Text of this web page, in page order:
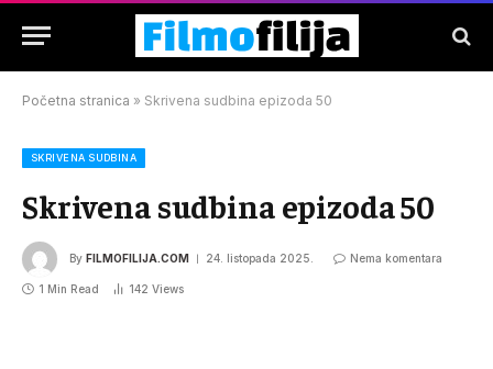
Početna stranica » Skrivena sudbina epizoda 50
SKRIVENA SUDBINA
Skrivena sudbina epizoda 50
By FILMOFILIJA.COM 24. listopada 2025. Nema komentara
1 Min Read 142 Views